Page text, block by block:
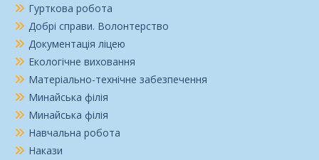
Гурткова робота
Добрі справи. Волонтерство
Документація ліцею
Екологічне виховання
Матеріально-технічне забезпечення
Минайська філія
Минайська філія
Навчальна робота
Накази